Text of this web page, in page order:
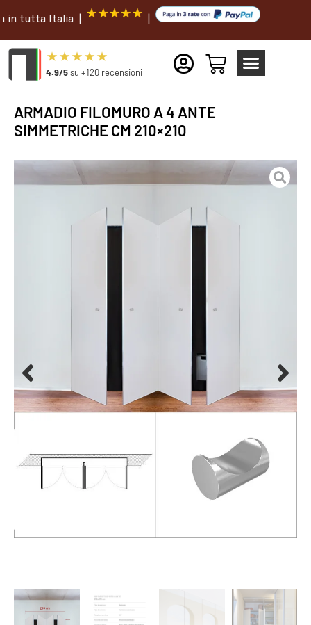
Italia | |
4.9/5su +120 recensioni
ARMADIO FILOMURO A 4 ANTE
SIMMETRICHE CM 210×210